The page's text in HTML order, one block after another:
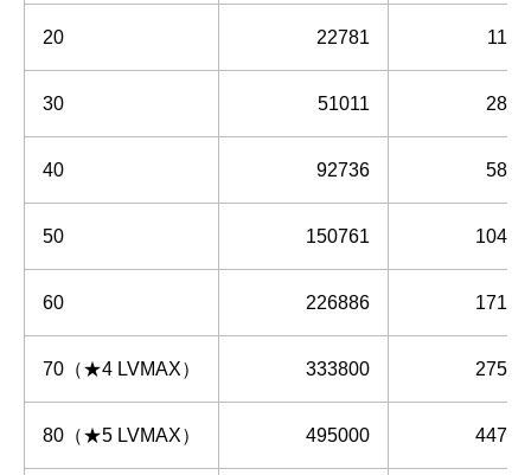
20 22781
30 51011
40 92736
50 150761
60 226886
70（★4 LVMAX） 333800
80（★5 LVMAX） 495000